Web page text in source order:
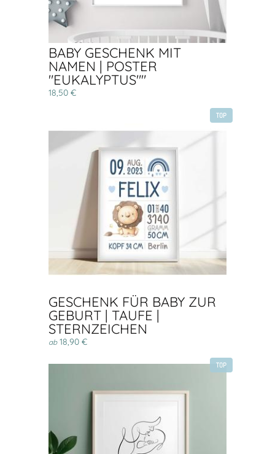
BABY GESCHENK MIT
NAMEN | POSTER
"EUKALYPTUS""
18,50 €
TOP
GESCHENK FÜR BABY ZUR
GEBURT | TAUFE |
STERNZEICHEN
ab18,90 €
TOP